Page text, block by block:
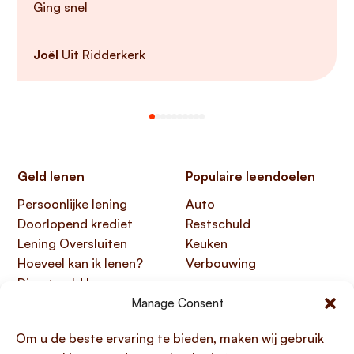
Manage Consent
Om u de beste ervaring te bieden, maken wij gebruik
Ging snel
Joël Uit Ridderkerk
Geld lenen
Persoonlijke lening
Doorlopend krediet
Lening Oversluiten
Hoeveel kan ik lenen?
Direct geld lenen
Populaire leendoelen
Auto
Restschuld
Keuken
Verbouwing
Over ons
Papendorpseweg 99,